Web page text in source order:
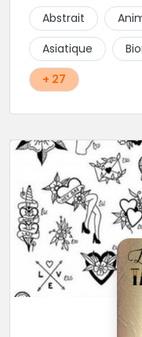
qui a travaillé dans
avant de rejoindre
accueille plusieurs
guests tout au long
d'autres styles.
Abstrait
Asiatique
+ 27